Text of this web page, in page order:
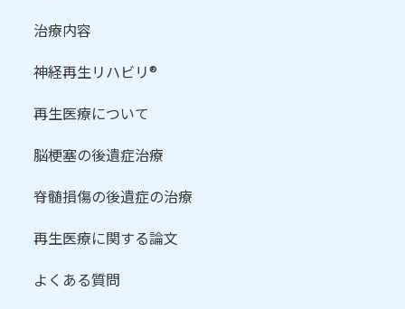
治療内容
神経再生リハビリ®
再生医療について
脳梗塞の後遺症治療
脊髄損傷の後遺症の治療
再生医療に関する論文
よくある質問